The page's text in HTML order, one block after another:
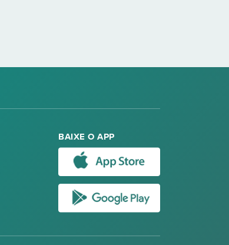
BAIXE O APP